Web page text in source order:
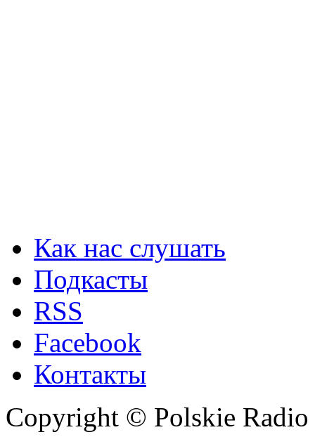
Как нас слушать
Подкасты
RSS
Facebook
Контакты
Copyright © Polskie